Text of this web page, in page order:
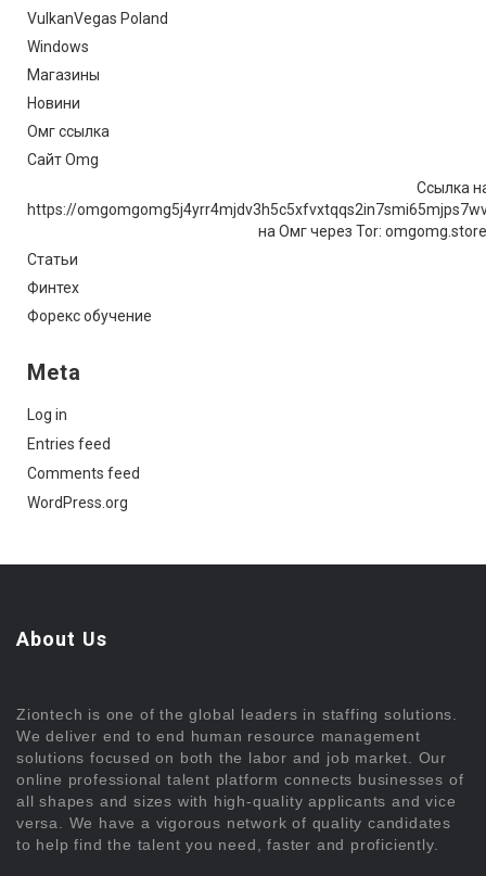
VulkanVegas Poland
Windows
Магазины
Новини
Омг ссылка
Сайт Omg
Ссылка
https://
на Омг через Tor:
Статьи
Финтех
Форекс обучение
Meta
Log in
Entries feed
Comments feed
WordPress.org
About Us
Ziontech is one of the global leaders in staffing solutions.
We deliver end to end human resource management
solutions focused on both the labor and job market. Our
online professional talent platform connects businesses of
all shapes and sizes with high-quality applicants and vice
versa. We have a vigorous network of quality candidates
to help find the talent you need, faster and proficiently.